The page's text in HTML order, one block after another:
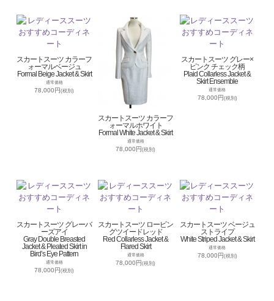
スカートスーツ カラーフ
ォーマルベージュ
Formal Beige Jacket & Skirt
通常価格
78,000円(税別)
スカートスーツ カラーフ
ォーマルホワイト
Formal White Jacket & Skirt
通常価格
78,000円(税別)
スカートスーツ グレー×
ピンク チェック柄
Plaid Collarless Jacket &
Skirt Ensemble
通常価格
78,000円(税別)
スカートスーツ グレーバ
ーズアイ
Gray Double Breasted
Jacket & Pleated Skirt in
Bird’s Eye Pattern
通常価格
78,000円(税別)
スカートスーツ ロービン
グツイードレッド
Red Collarless Jacket &
Flared Skirt
通常価格
78,000円(税別)
スカートスーツ ベージュ
ストライプ
White Striped Jacket & Skirt
通常価格
78,000円(税別)